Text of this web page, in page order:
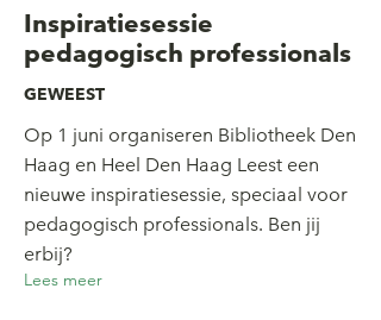
Inspiratiesessie
pedagogisch professionals
GEWEEST
Op 1 juni organiseren Bibliotheek Den
Haag en Heel Den Haag Leest een
nieuwe inspiratiesessie, speciaal voor
pedagogisch professionals. Ben jij
erbij?
Lees meer